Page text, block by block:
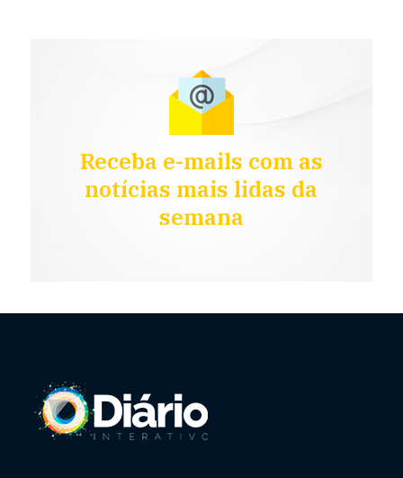
Receba e-mails com as
notícias mais lidas da
semana